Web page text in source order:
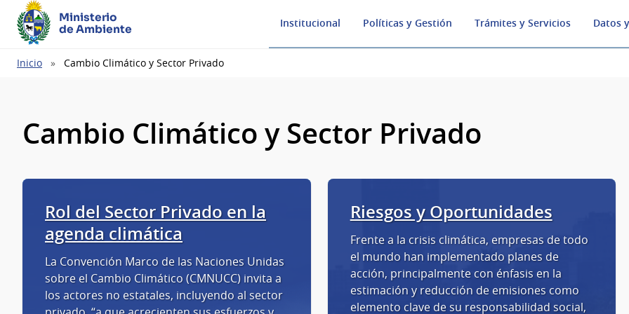
Ministerio
de Ambiente
Institucional Políticas y Gestión Trámites y Servicios Datos
Ruta
Inicio Cambio Climático y Sector Privado
Cambio Climático y Sector Privado
Rol del Sector Privado en la
agenda climática
La Convención Marco de las Naciones Unidas
sobre el Cambio Climático (CMNUCC) invita a
los actores no estatales, incluyendo al sector
Riesgos y Oportunidades
Frente a la crisis climática, empresas de todo
el mundo han implementado planes de
acción, principalmente con énfasis en la
estimación y reducción de emisiones como
elemento clave de su responsabilidad social,